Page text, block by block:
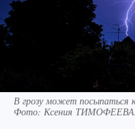
В грозу может посыпаться
Фото: Ксения ТИМОФЕЕВА.